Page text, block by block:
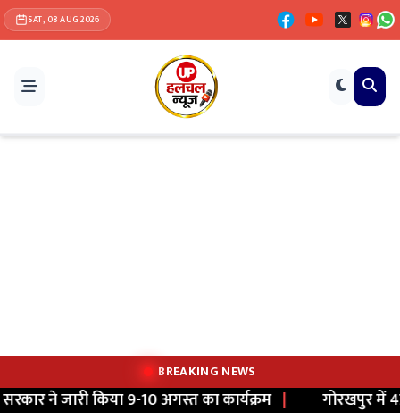
SAT, 08 AUG 2026
BREAKING NEWS
ने जारी किया 9-10 अगस्त का कार्यक्रम | गोरखपुर में